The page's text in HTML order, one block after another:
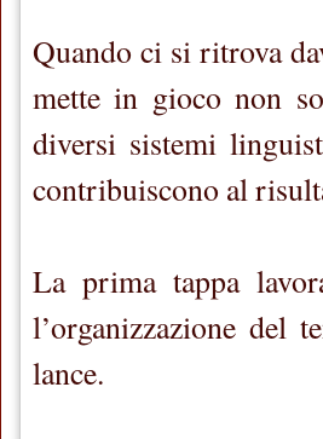
Quando ci si ritrova
mette in gioco non
diversi sistemi
contribuiscono al
La prima tappa
l’organizzazione del
lance.